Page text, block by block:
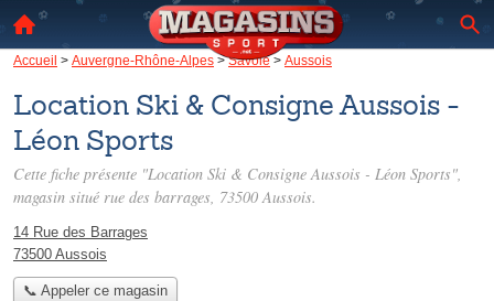
Accueil > Auvergne-Rhône-Alpes >Savoie> Aussois
Location Ski & Consigne Aussois -
Léon Sports
Cette fiche présente "Location Ski & Consigne Aussois - Léon Sports",
magasin situé rue des barrages, 73500 Aussois.
14 Rue des Barrages
73500 Aussois
📞 Appeler ce magasin